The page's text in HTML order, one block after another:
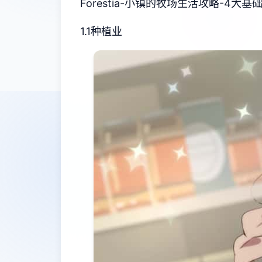
Forestia-小镇的牧场生活攻略-4大基
1.1种植业